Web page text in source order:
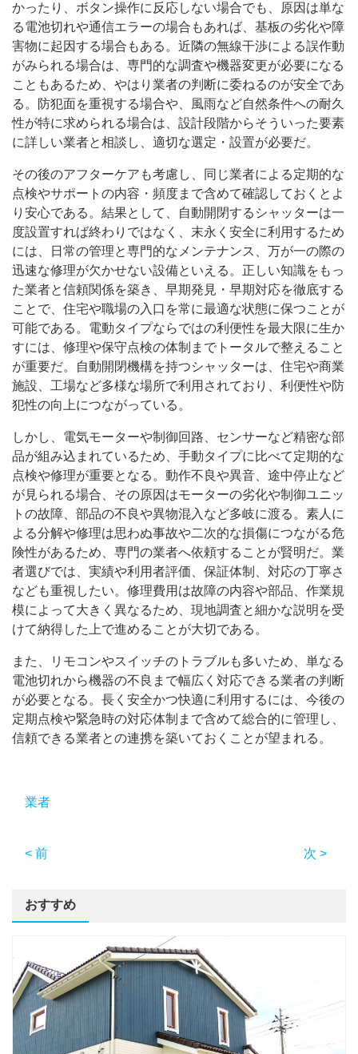
かったり、ボタン操作に反応しない場合でも、原因は単な
る電池切れや通信エラーの場合もあれば、基板の劣化や障
害物に起因する場合もある。近隣の無線干渉による誤作動
がみられる場合は、専門的な調査や機器変更が必要になる
こともあるため、やはり業者の判断に委ねるのが安全であ
る。防犯面を重視する場合や、風雨など自然条件への耐久
性が特に求められる場合は、設計段階からそういった要素
に詳しい業者と相談し、適切な選定・設置が必要だ。
その後のアフターケアも考慮し、同じ業者による定期的な
点検やサポートの内容・頻度まで含めて確認しておくとよ
り安心である。結果として、自動開閉するシャッターは一
度設置すれば終わりではなく、末永く安全に利用するため
には、日常の管理と専門的なメンテナンス、万が一の際の
迅速な修理が欠かせない設備といえる。正しい知識をもっ
た業者と信頼関係を築き、早期発見・早期対応を徹底する
ことで、住宅や職場の入口を常に最適な状態に保つことが
可能である。電動タイプならではの利便性を最大限に生か
すには、修理や保守点検の体制までトータルで整えること
が重要だ。自動開閉機構を持つシャッターは、住宅や商業
施設、工場など多様な場所で利用されており、利便性や防
犯性の向上につながっている。
しかし、電気モーターや制御回路、センサーなど精密な部
品が組み込まれているため、手動タイプに比べて定期的な
点検や修理が重要となる。動作不良や異音、途中停止など
が見られる場合、その原因はモーターの劣化や制御ユニッ
トの故障、部品の不良や異物混入など多岐に渡る。素人に
よる分解や修理は思わぬ事故や二次的な損傷につながる危
険性があるため、専門の業者へ依頼することが賢明だ。業
者選びでは、実績や利用者評価、保証体制、対応の丁寧さ
なども重視したい。修理費用は故障の内容や部品、作業規
模によって大きく異なるため、現地調査と細かな説明を受
けて納得した上で進めることが大切である。
また、リモコンやスイッチのトラブルも多いため、単なる
電池切れから機器の不良まで幅広く対応できる業者の判断
が必要となる。長く安全かつ快適に利用するには、今後の
定期点検や緊急時の対応体制まで含めて総合的に管理し、
信頼できる業者との連携を築いておくことが望まれる。
業者
< 前 次 >
おすすめ